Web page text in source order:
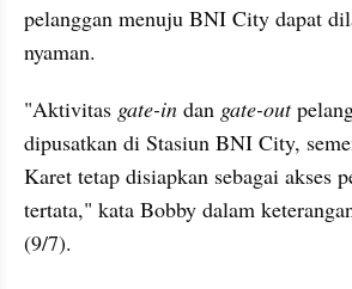
pelanggan menuju BNI City dapat
nyaman.
"Aktivitas gate-in dan gate-out
dipusatkan di Stasiun BNI City,
Karet tetap disiapkan sebagai akses
tertata," kata Bobby dalam
(9/7).